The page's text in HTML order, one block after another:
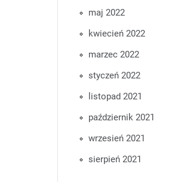
maj 2022
kwiecień 2022
marzec 2022
styczeń 2022
listopad 2021
październik 2021
wrzesień 2021
sierpień 2021